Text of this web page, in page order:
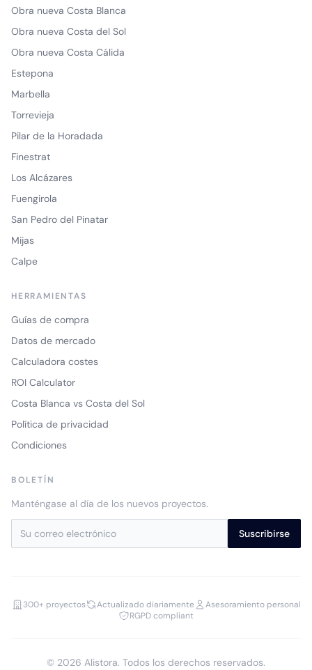
Obra nueva Costa Blanca
Obra nueva Costa del Sol
Obra nueva Costa Cálida
Estepona
Marbella
Torrevieja
Pilar de la Horadada
Finestrat
Los Alcázares
Fuengirola
San Pedro del Pinatar
Mijas
Calpe
HERRAMIENTAS
Guías de compra
Datos de mercado
Calculadora costes
ROI Calculator
Costa Blanca vs Costa del Sol
Política de privacidad
Condiciones
BOLETÍN
Manténgase al día de los nuevos proyectos.
Suscribirse
300+ proyectos Actualizado diariamente
Asesoramiento personal
RGPD compliant
© 2026 Alistora. Todos los derechos reservados.